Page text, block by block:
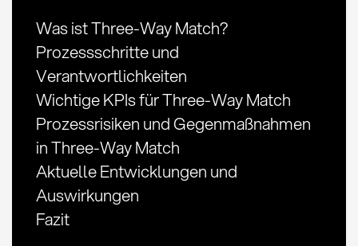
Was ist Three-Way Match?
Prozessschritte und
Verantwortlichkeiten
Wichtige KPIs für Three-Way Match
Prozessrisiken und Gegenmaßnahmen
in Three-Way Match
Aktuelle Entwicklungen und
Auswirkungen
Fazit